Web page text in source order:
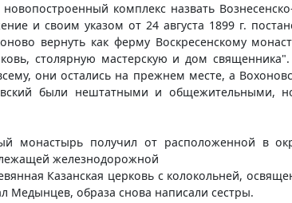
комплекс назвать
и своим указом от 24 августа 1899 г.
вернуть как ферму Воскресенскому
столярную мастерскую и дом
они остались на прежнем месте, а
были нештатными и общежительными,
монастырь получил от расположенной в
железнодорожной
Казанская церковь с колокольней,
Медынцев, образа снова написали сестры.